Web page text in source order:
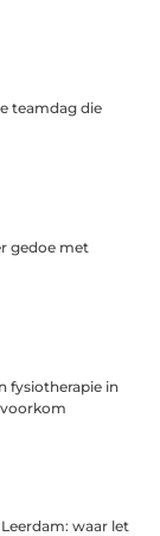
teamdag die
gedoe met
fysiotherapie in
voorkom
waar let